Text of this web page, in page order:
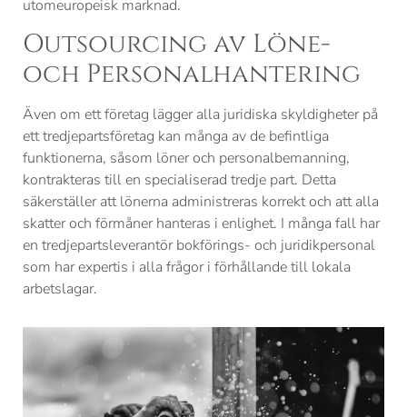
utomeuropeisk marknad.
Outsourcing av Löne-
och Personalhantering
Även om ett företag lägger alla juridiska skyldigheter på
ett tredjepartsföretag kan många av de befintliga
funktionerna, såsom löner och personalbemanning,
kontrakteras till en specialiserad tredje part. Detta
säkerställer att lönerna administreras korrekt och att alla
skatter och förmåner hanteras i enlighet. I många fall har
en tredjepartsleverantör bokförings- och juridikpersonal
som har expertis i alla frågor i förhållande till lokala
arbetslagar.